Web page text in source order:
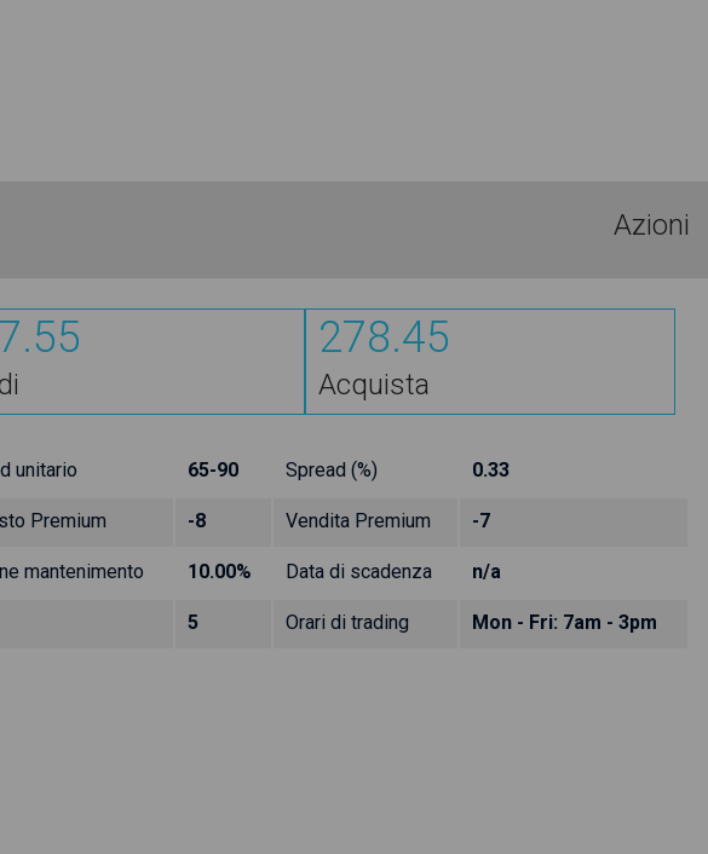
Azioni
278.45
Acquista
unitario 65-90 Spread (%) 0.33
Premium -8 Vendita Premium -7
mantenimento 10.00% Data di scadenza n/a
5 Orari di trading Mon - Fri: 7am - 3pm